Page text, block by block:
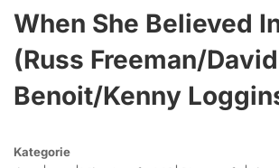
When She Believed
(Russ Freeman/David
Benoit/Kenny
Kategorie